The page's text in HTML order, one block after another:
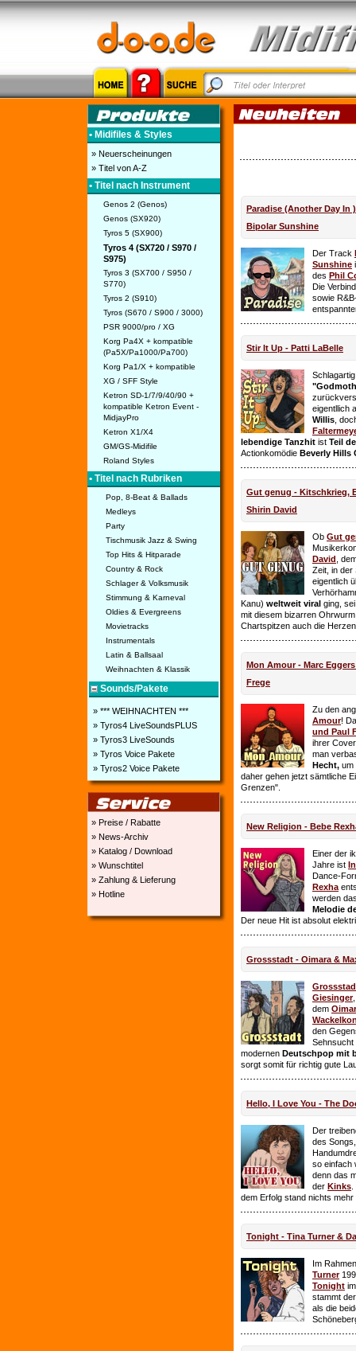
• Midifiles & Styles
» Neuerscheinungen
» Titel von A-Z
• Titel nach Instrument
Genos 2 (Genos)
Genos (SX920)
Tyros 5 (SX900)
Tyros 4 (SX720 / S970 /
S975)
Tyros 3 (SX700 / S950 /
S770)
Tyros 2 (S910)
Tyros (S670 / S900 / 3000)
PSR 9000/pro / XG
Korg Pa4X + kompatible
(Pa5X/Pa1000/Pa700)
Korg Pa1/X + kompatible
XG / SFF Style
Ketron SD-1/7/9/40/90 +
kompatible Ketron Event -
MidjayPro
Ketron X1/X4
GM/GS-Midifile
Roland Styles
• Titel nach Rubriken
Pop, 8-Beat & Ballads
Medleys
Party
Tischmusik Jazz & Swing
Top Hits & Hitparade
Country & Rock
Schlager & Volksmusik
Stimmung & Karneval
Oldies & Evergreens
Movietracks
Instrumentals
Latin & Ballsaal
Weihnachten & Klassik
Sounds/Pakete
» *** WEIHNACHTEN ***
» Tyros4 LiveSoundsPLUS
» Tyros3 LiveSounds
» Tyros Voice Pakete
» Tyros2 Voice Pakete
» Preise / Rabatte
» News-Archiv
» Katalog / Download
» Wunschtitel
» Zahlung & Lieferung
» Hotline
Paradise (Another Day In
Bipolar Sunshine
Der Track
Sunshine
des Phil
Die
sowie
Stir It Up - Patti LaBelle
eigentllich
Willis ,
lebendige Tanzhit ist Teil
Actionkomödie Beverly Hills
Gut genug - Kitschkrieg,
Shirin David
Ob Gut
David ,
Zeit, in der
eigentlich
Kanu) weltweit viral ging,
mit diesem bizarren
Chartspitzen auch die
Mon Amour - Marc
Frege
Zu den
Amour!
und Paul
ihrer
man
Hecht, um
daher gehen jetzt sämtliche
Grenzen".
New Religion - Bebe
Einer der
Jahre ist
Dance-
Rexha
werden
Melodie
Der neue Hit ist absolut
Grossstadt - Oimara &
Giesinger
dem
den
Sehnsucht
modernen Deutschpop mit
sorgt somit für richtig gute
Hello, I Love You - The
Der
des
so einfach
denn das
der Kinks
dem Erfolg stand nichts mehr
Tonight - Tina Turner &
Im
Turner
Tonight
stammt
als die